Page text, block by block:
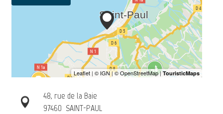
48, rue de la Baie
97460 SAINT-PAUL